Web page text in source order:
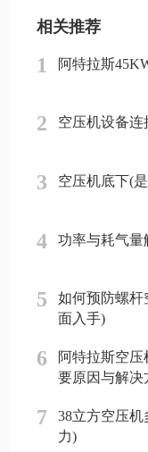
相关推荐
1 阿特拉斯
2 空压机设备
3 空压机底下(
4 功率与耗气量
5
如何预防螺杆
面入手)
6
阿特拉斯空
要原因与解决
7
38立方空压
力)